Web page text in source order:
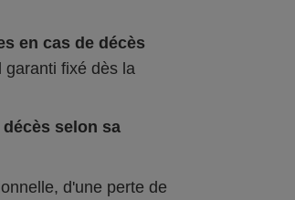
en cas de décès
garanti fixé dès la
décès selon sa
d'une perte de